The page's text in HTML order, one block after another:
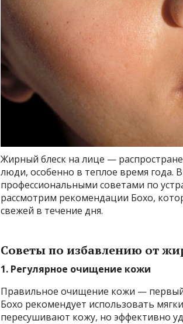
Жирный блеск на лице —
люди, особенно в теплое время года.
профессиональными советами по
рассмотрим рекомендации Бохо,
свежей в течение дня.
Советы по избавлению от
1. Регулярное очищение кожи
Правильное очищение кожи —
Бохо рекомендует использовать
пересушивают кожу, но эффективно